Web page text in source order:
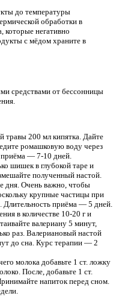
до температуры
обработки в
которые негативно
с мёдом храните в
средствами от бессонницы
травы 200 мл кипятка. Дайте
ромашковую воду через
— 7-10 дней.
шишек в глубокой таре и
полученный настой.
дня. Очень важно, чтобы
крупные частицы при
Длительность приёма — 5 дней.
в количестве 10-20 г и
валериану 5 минут,
раз. Валериановый настой
до сна. Курс терапии — 2
молока добавьте 1 ст. ложку
После, добавьте 1 ст.
напиток перед сном.